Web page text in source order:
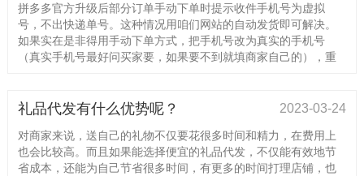
拼多多官方升级后部分订单手动下单时提示收件手机号为虚拟
号，不出快递单号。这种情况用咱们网站的自动发货即可解决。
如果实在是非得用手动下单方式，把手机号改为真实的手机号
（真实手机号最好问买家要，如果要不到就填商家自己的），重
礼品代发有什么优势呢？ 2023-03-24
对商家来说，送自己的礼物不仅要花很多时间和精力，在费用上
也会比较高。而且如果能选择便宜的礼品代发，不仅能有效地节
省成本，还能为自己节省很多时间，有更多的时间打理店铺，也